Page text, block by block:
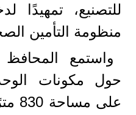
للتصنيع، تمهيدًا
منظومة التأمين
واستمع
حول مكونات